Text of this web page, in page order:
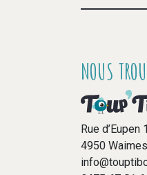
NOUS
Rue d’Eupen
4950 Waimes